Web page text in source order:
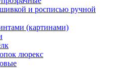
и росписью ручной
(картинами)
люрекс